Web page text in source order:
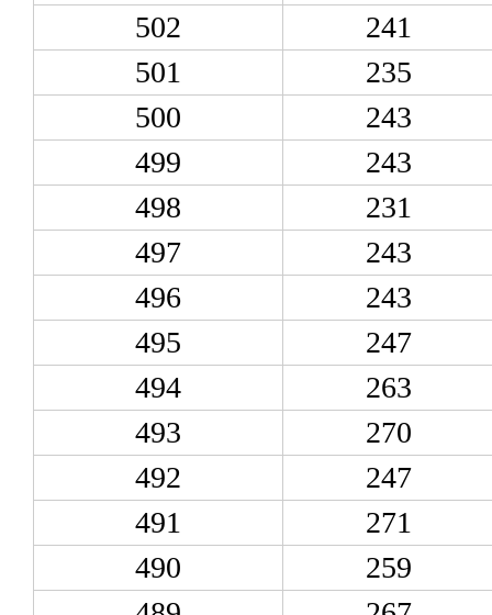
502
241
501
235
500
243
499
243
498
231
497
243
496
243
495
247
494
263
493
270
492
247
491
271
490
259